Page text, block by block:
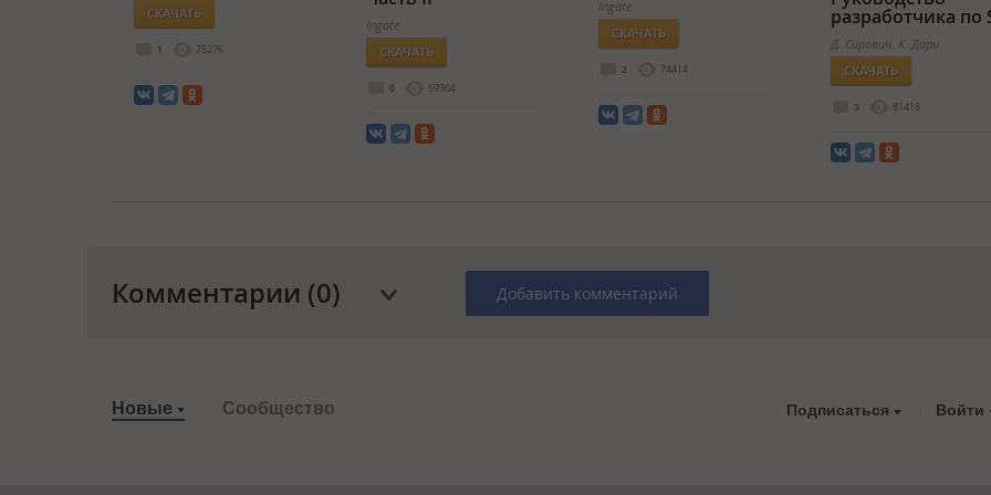
СКАЧАТЬ
1 75276
Ingate
СКАЧАТЬ
0 59364
Ingate
СКАЧАТЬ
2 74414
разработчика по
Д. Сирович, К. Дари
СКАЧАТЬ
3 81418
Комментарии (0) Добавить комментарий
Новые Сообщество Подписаться Войти